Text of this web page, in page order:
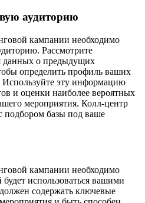
аудиторию
кампании необходимо
Рассмотрите
данных о предыдущих
определить профиль ваших
Используйте эту информацию
и оценки наиболее вероятных
мероприятия. Колл-центр
подбором базы под ваше
кампании необходимо
будет использоваться вашими
содержать ключевые